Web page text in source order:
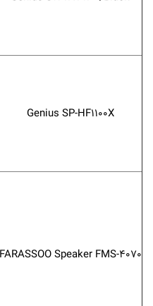
Genius SP-HF1100X
FARASSOO Speaker FMS-4070